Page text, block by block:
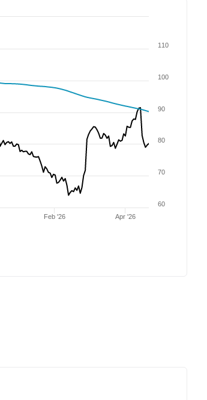
Feb '26 Apr '26
60
70
80
90
100
110